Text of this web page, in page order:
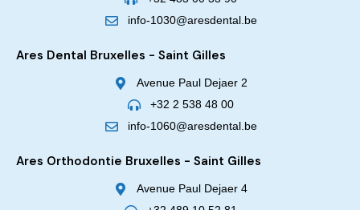
info-1030@aresdental.be
Ares Dental Bruxelles - Saint Gilles
Avenue Paul Dejaer 2
+32 2 538 48 00
info-1060@aresdental.be
Ares Orthodontie Bruxelles - Saint Gilles
Avenue Paul Dejaer 4